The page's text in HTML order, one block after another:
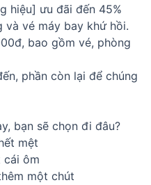
hiệu] ưu đãi đến 45%
vé máy bay khứ hồi.
bao gồm vé, phòng
phần còn lại để chúng
bạn sẽ chọn đi đâu?
mệt
cái ôm
một chút